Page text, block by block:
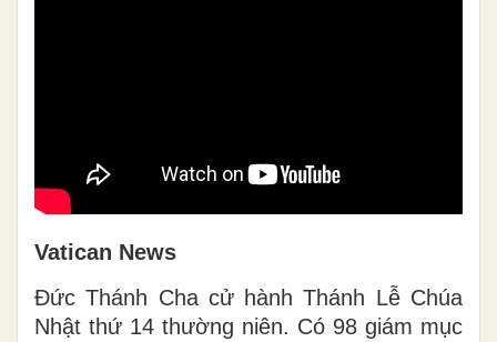
Vatican News
Đức Thánh Cha cử hành Thánh Lễ Chúa
Nhật thứ 14 thường niên. Có 98 giám mục